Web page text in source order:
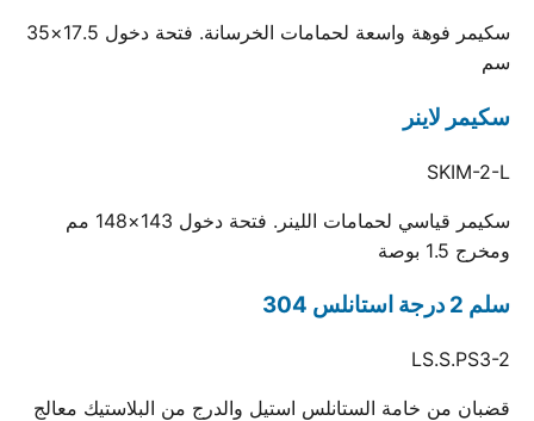
سكيمر فوهة واسعة لحمامات الخرسانة. فتحة دخول 17.5×35
سم
سكيمر لاينر
SKIM-2-L
سكيمر قياسي لحمامات اللينر. فتحة دخول 143×148 مم
ومخرج 1.5 بوصة
سلم 2 درجة استانلس 304
LS.S.PS3-2
قضبان من خامة الستانلس استيل والدرج من البلاستيك معالج